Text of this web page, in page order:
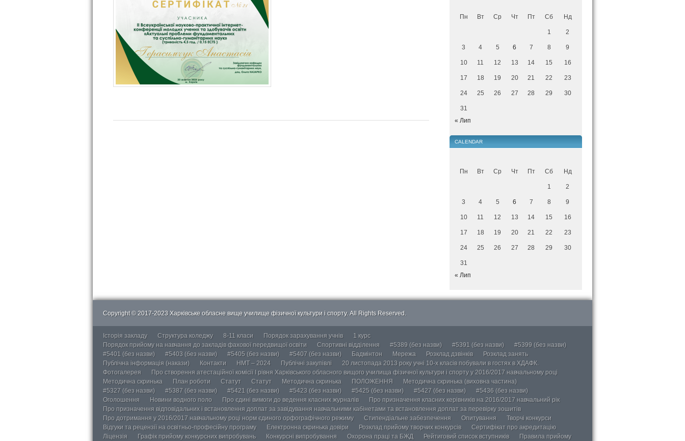
Пн Вт Ср Чт Пт Сб Нд
1 2
3 4 5 6 7 8 9
10 11 12 13 14 15 16
17 18 19 20 21 22 23
24 25 26 27 28 29 30
31
« Лип
CALENDAR
Пн Вт Ср Чт Пт Сб Нд
1 2
3 4 5 6 7 8 9
10 11 12 13 14 15 16
17 18 19 20 21 22 23
24 25 26 27 28 29 30
31
« Лип
Copyright © 2017-2023 Харківське обласне вище училище фізичної культури і спорту. All Rights Reserved.
Історія закладу Структура коледжу 8-11 класи Порядок зарахування учнів
1 курс
Порядок прийому на навчання до закладів фахової передвищої освіти
Спортивні відділення #5389 (без назви) #5391 (без назви)
#5399 (без назви)
#5401 (без назви)
#5403 (без назви) #5405 (без назви) #5407 (без назви) Бадмінтон Мережа Розклад дзвінків
Розклад занять
Публічна інформація (накази)
Контакти НМТ – 2024 Публічні закупівлі
20 листопада 2013 року учні 10-х класів побували в гостях в ХДАФК.
Фотогалерея
Про створення атестаційної комісії І рівня Харківського обласного вищого училища фізичної культури і спорту у 2016/2017 навчальному році
Методична скринька
План роботи Статут Статут Методична скринька ПОЛОЖЕННЯ
Методична скринька (виховна частина)
#5327 (без назви)
#5387 (без назви) #5421 (без назви) #5423 (без назви) #5425 (без назви) #5427 (без назви)
#5436 (без назви)
Оголошення
Новини водного поло Про єдині вимоги до ведення класних журналів
Про призначення класних керівників на 2016/2017 навчальний рік
Про призначення відповідальних і встановлення доплат за завідування навчальними кабінетами та встановлення доплат за перевірку зошитів
Про дотримання у 2016/2017 навчальному році норм єдиного орфографічного режиму
Стипендіальне забезпечення Опитування
Творчі конкурси
Відгуки та рецензії на освітньо-професійну програму
Електронна скринька довіри Розклад прийому творчих конкурсів
Сертифікат про акредитацію
Ліцензія
Графік прийому конкурсних випробувань Конкурсні випробування Охорона праці та БЖД Рейтиговий список вступників
Правила прийому